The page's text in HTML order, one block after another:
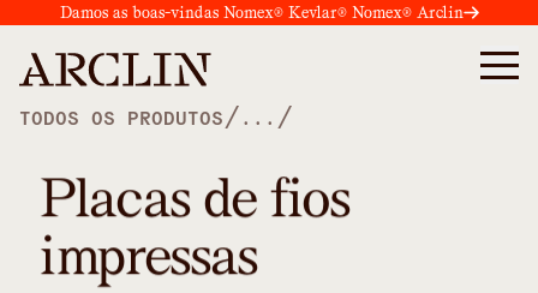
Damos as boas-vindas Nomex® Kevlar® Nomex® Arclin
TODOS OS PRODUTOS / ... /
Placas de fios
impressas